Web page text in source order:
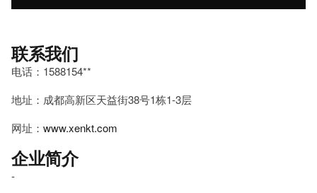
联系我们
电话：1588154**
地址：成都高新区天益街38号1栋1-3层
网址： www.xenkt.com
企业简介
-